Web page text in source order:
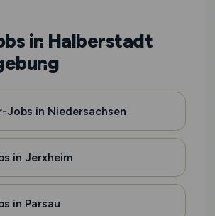
in Halberstadt
Jobs in Niedersachsen
in Jerxheim
in Parsau